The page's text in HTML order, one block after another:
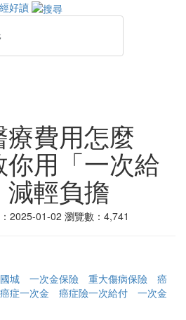
好讀
費用怎麼
用「一次給
輕負擔
2025-01-02 瀏覽數：4,741
城 一次金保險 重大傷病保險
癌
癌症一次金 癌症險一次給付
一次金